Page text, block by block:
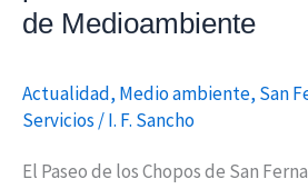
de Medioambiente
Actualidad, Medio ambiente, San
Servicios /I. F. Sancho
El Paseo de los Chopos de San
Medioambiente